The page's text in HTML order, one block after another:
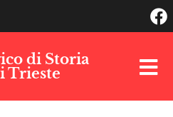
di Storia
Trieste